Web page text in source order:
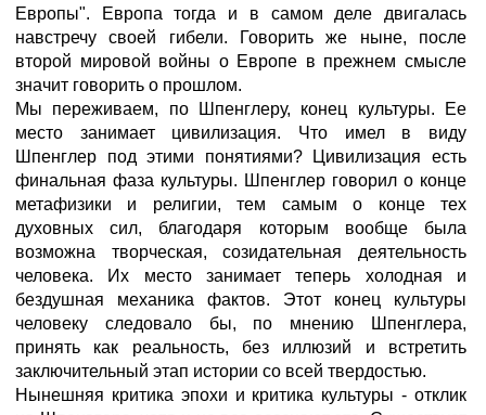
Европы". Европа тогда и в самом деле двигалась
навстречу своей гибели. Говорить же ныне, после
второй мировой войны о Европе в прежнем смысле
значит говорить о прошлом.
Мы переживаем, по Шпенглеру, конец культуры. Ее
место занимает цивилизация. Что имел в виду
Шпенглер под этими понятиями? Цивилизация есть
финальная фаза культуры. Шпенглер говорил о конце
метафизики и религии, тем самым о конце тех
духовных сил, благодаря которым вообще была
возможна творческая, созидательная деятельность
человека. Их место занимает теперь холодная и
бездушная механика фактов. Этот конец культуры
человеку следовало бы, по мнению Шпенглера,
принять как реальность, без иллюзий и встретить
заключительный этап истории со всей твердостью.
Нынешняя критика эпохи и критика культуры - отклик